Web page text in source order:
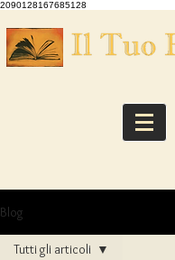
2090128167685128
Blog
Tutti gli articoli